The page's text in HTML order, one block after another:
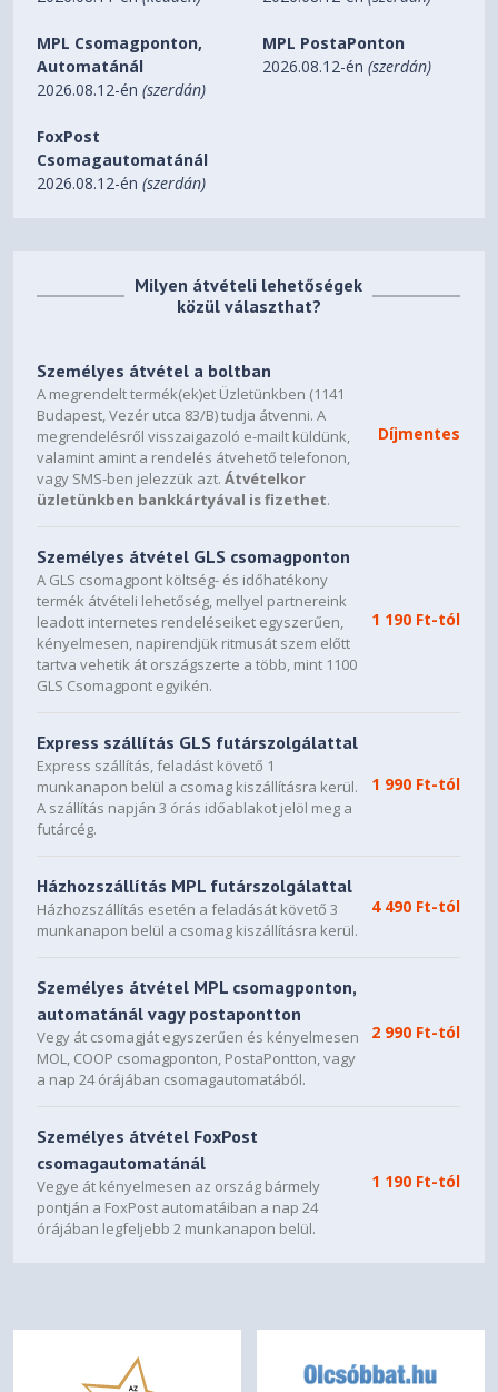
MPL Csomagponton,
Automatánál
2026.08.12-én(szerdán)
MPL PostaPonton
2026.08.12-én(szerdán)
FoxPost
Csomagautomatánál
2026.08.12-én(szerdán)
Milyen átvételi lehetőségek
közül választhat?
Személyes átvétel a boltban
A megrendelt termék(ek)et Üzletünkben (1141
Budapest, Vezér utca 83/B) tudja átvenni. A
megrendelésről visszaigazoló e-mailt küldünk,
valamint amint a rendelés átvehető telefonon,
vagy SMS-ben jelezzük azt.Átvételkor
üzletünkben bankkártyával is fizethet.
Díjmentes
Személyes átvétel GLS csomagponton
A GLS csomagpont költség- és időhatékony
termék átvételi lehetőség, mellyel partnereink
leadott internetes rendeléseiket egyszerűen,
kényelmesen, napirendjük ritmusát szem előtt
tartva vehetik át országszerte a több, mint 1100
GLS Csomagpont egyikén.
1 190 Ft-tól
Express szállítás GLS futárszolgálattal
Express szállítás, feladást követő 1
munkanapon belül a csomag kiszállításra kerül.
A szállítás napján 3 órás időablakot jelöl meg a
futárcég.
1 990 Ft-tól
Házhozszállítás MPL futárszolgálattal
Házhozszállítás esetén a feladását követő 3
munkanapon belül a csomag kiszállításra kerül.
4 490 Ft-tól
Személyes átvétel MPL csomagponton,
automatánál vagy postapontton
Vegy át csomagját egyszerűen és kényelmesen
MOL, COOP csomagponton, PostaPontton, vagy
a nap 24 órájában csomagautomatából.
2 990 Ft-tól
Személyes átvétel FoxPost
csomagautomatánál
Vegye át kényelmesen az ország bármely
pontján a FoxPost automatáiban a nap 24
órájában legfeljebb 2 munkanapon belül.
1 190 Ft-tól